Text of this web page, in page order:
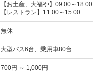
【お土産、大福や】09:00～18:00
【レストラン】11:00～15:00
無休
大型バス6台、乗用車80台
700円 ～ 1,000円